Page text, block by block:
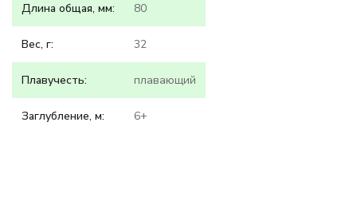
Длина общая, мм: 80
Вес, г: 32
Плавучесть: плавающий
Заглубление, м: 6+